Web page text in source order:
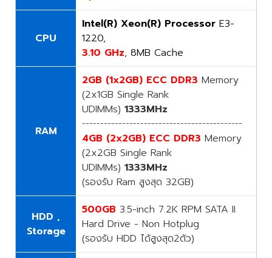
CPU
Intel(R) Xeon(R) Processor E3-
1220,
3.10 GHz, 8MB Cache
RAM
2GB (1x2GB) ECC DDR3 Memory
(2x1GB Single Rank
UDIMMs) 1333MHz
--------------------------------------------
4GB (2x2GB) ECC DDR3 Memory
(2x2GB Single Rank
UDIMMs) 1333MHz
(รองรับ Ram สูงสุด 32GB)
HDD ,
Storage
500GB 3.5-inch 7.2K RPM SATA II
Hard Drive - Non Hotplug
(รองรับ HDD ได้สูงสุด2ตัว)